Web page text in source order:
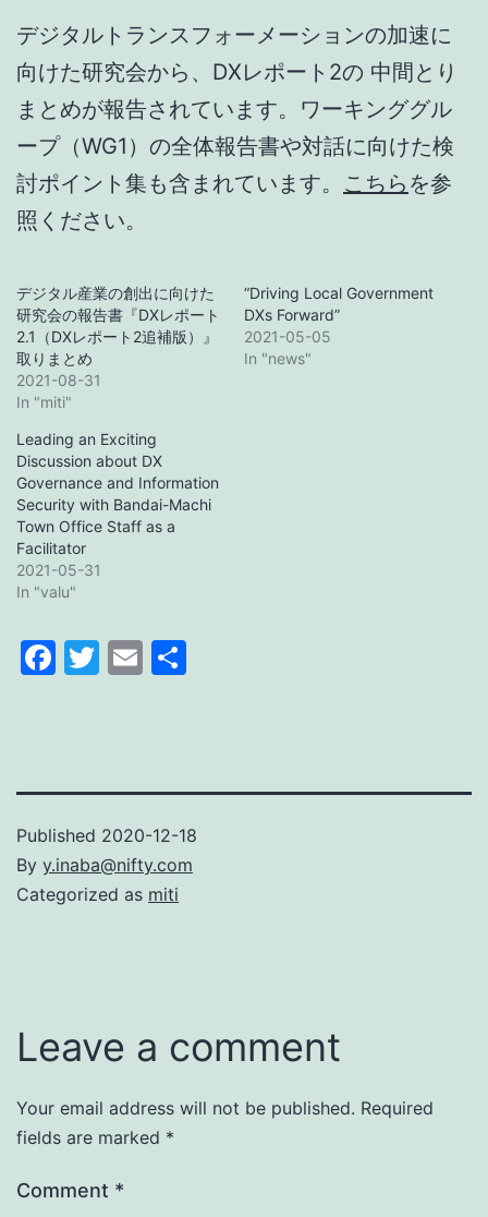
デジタルトランスフォーメーションの加速に
向けた研究会から、DXレポート2の 中間とり
まとめが報告されています。ワーキンググル
ープ（WG1）の全体報告書や対話に向けた検
討ポイント集も含まれています。 こちら を参
照ください。
デジタル産業の創出に向けた
研究会の報告書『DXレポート
2.1（DXレポート2追補版）』
取りまとめ
2021-08-31
In "miti"
“Driving Local Government
DXs Forward”
2021-05-05
In "news"
Leading an Exciting
Discussion about DX
Governance and Information
Security with Bandai-Machi
Town Office Staff as a
Facilitator
2021-05-31
In "valu"
Facebook
Twitter
Email
Published 2020-12-18
By y.inaba@nifty.com
Categorized as miti
Leave a comment
Your email address will not be published. Required
fields are marked *
Comment *